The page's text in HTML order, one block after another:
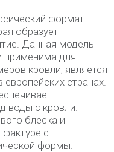
формат
образует
Данная модель
применима для
кровли, является
странах.
воды с кровли.
блеска и
с
формы.